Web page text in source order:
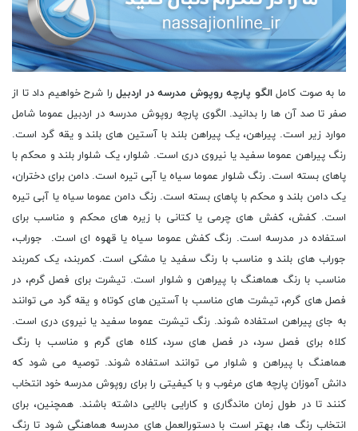
ما به صوت کاملالگو پارچه روپوش مدرسه در اردبیل را شرح خواهیم داد تا از
صفر تا صد آن ها را بدانید. الگوی پارچه روپوش مدرسه در اردبیل عموما شامل
موارد زیر است. پیراهن، یک پیراهن بلند با آستین های بلند و یقه گرد است.
رنگ پیراهن عموما سفید یا نیروی دری است. شلوار، یک شلوار بلند و محکم با
پاهای بسته است. رنگ شلوار عموما سیاه یا آبی تیره است. دامن برای دختران،
یک دامن بلند و محکم با پاهای بسته است. رنگ دامن عموما سیاه یا آبی تیره
است. کفش، کفش های چرمی یا کتانی با زیره های محکم و مناسب برای
استفاده در مدرسه است. رنگ کفش عموما سیاه یا قهوه ای است. جوراب،
جوراب های بلند و مناسب با رنگ سفید یا مشکی است. کمربند، یک کمربند
مناسب با رنگ هماهنگ با پیراهن و شلوار است. تیشرت برای فصل گرم، در
فصل های گرم، تیشرت های مناسب با آستین های کوتاه و یقه گرد می توانند
به جای پیراهن استفاده شوند. رنگ تیشرت عموما سفید یا نیروی دری است.
کلاه برای فصل سرد، در فصل های سرد، کلاه های گرم و مناسب با رنگ
هماهنگ با پیراهن و شلوار می توانند استفاده شوند. توصیه می شود که
دانش آموزان پارچه های مرغوب و با کیفیتی را برای روپوش مدرسه خود انتخاب
کنند تا در طول زمان ماندگاری و کارایی بالایی داشته باشند. همچنین، برای
انتخاب رنگ ها، بهتر است با دستورالعمل های مدرسه هماهنگی شود تا رنگ